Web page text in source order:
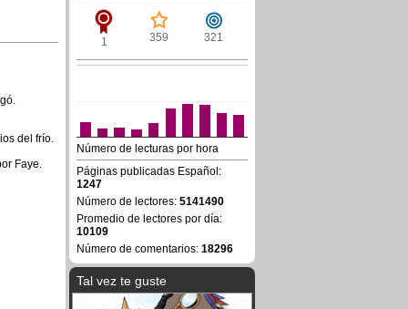
del frío.
Faye.
1 359 321
Número de lecturas por hora
Páginas publicadas Español:
1247
Número de lectores: 5141490
Promedio de lectores por día:
10109
Número de comentarios: 18296
Tal vez te guste